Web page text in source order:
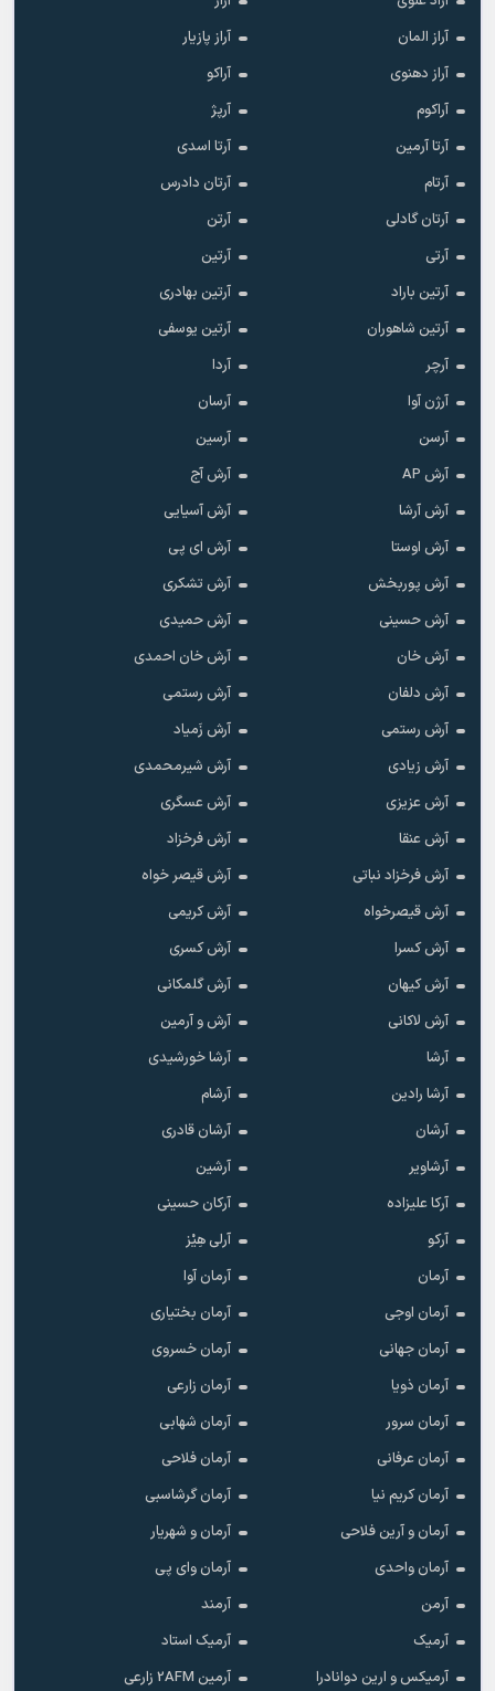
آراز المان
آراز پازیار
آراز دهنوی
آراکو
آراکوم
آرپژ
آرتا آرمین
آرتا اسدی
آرتام
آرتان دادرس
آرتان گادلی
آرتن
آرتی
آرتین
آرتین باراد
آرتین بهادری
آرتین شاهوران
آرتین یوسفی
آرچر
آردا
آرژن آوا
آرسان
آرسن
آرسین
آرش AP
آرش آج
آرش آرشا
آرش آسیایی
آرش اوستا
آرش ای پی
آرش پوربخش
آرش تشکری
آرش حسینی
آرش حمیدی
آرش خان
آرش خان احمدی
آرش دلفان
آرش رستمى
آرش رستمی
آرش زَمیاد
آرش زیادی
آرش شیرمحمدی
آرش عزیزی
آرش عسگری
آرش عنقا
آرش فرخزاد
آرش فرخزاد نباتی
آرش قیصر خواه
آرش قیصرخواه
آرش کریمی
آرش کسرا
آرش کسری
آرش کیهان
آرش گلمکانی
آرش لاکانی
آرش و آرمین
آرشا
آرشا خورشیدی
آرشا رادین
آرشام
آرشان
آرشان قادری
آرشاویر
آرشین
آرکا علیزاده
آرکان حسینی
آرکو
آرلی هِیْز
آرمان
آرمان آوا
آرمان اوجی
آرمان بختیاری
آرمان جهانی
آرمان خسروی
آرمان ذویا
آرمان زارعی
آرمان سرور
آرمان شهابی
آرمان عرفانی
آرمان فلاحی
آرمان کریم نیا
آرمان گرشاسبی
آرمان و آرین فلاحی
آرمان و شهریار
آرمان واحدی
آرمان وای پی
آرمن
آرمند
آرمیک
آرمیک استاد
آرمیکس و ارین دوانادرا
آرمین 2AFM زارعی